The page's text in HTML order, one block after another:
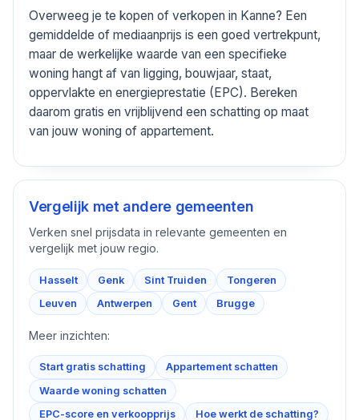
Overweeg je te kopen of verkopen in Kanne? Een
gemiddelde of mediaanprijs is een goed vertrekpunt,
maar de werkelijke waarde van een specifieke
woning hangt af van ligging, bouwjaar, staat,
oppervlakte en energieprestatie (EPC). Bereken
daarom gratis en vrijblijvend een schatting op maat
van jouw woning of appartement.
Vergelijk met andere gemeenten
Verken snel prijsdata in relevante gemeenten en
vergelijk met jouw regio.
Hasselt Genk Sint Truiden
Tongeren
Leuven
Antwerpen Gent Brugge
Meer inzichten:
Start gratis schatting
Appartement schatten
Waarde woning schatten
EPC-score en verkoopprijs
Hoe werkt de schatting?